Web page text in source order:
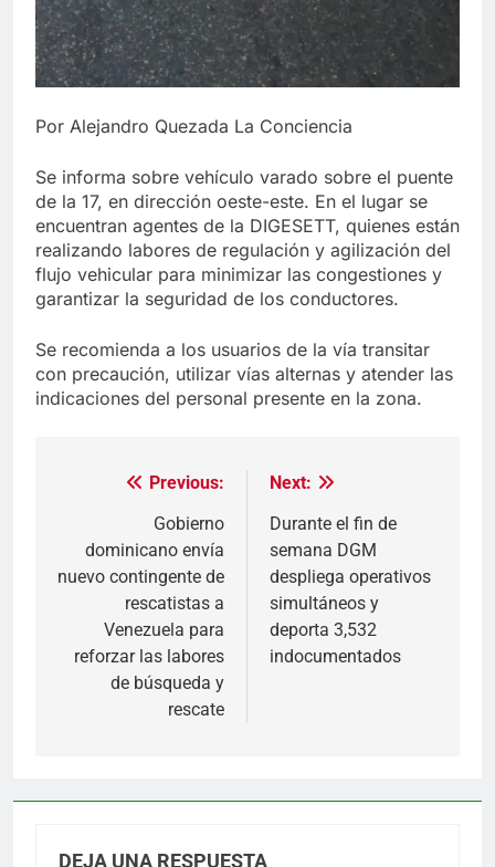
Por Alejandro Quezada La Conciencia
Se informa sobre vehículo varado sobre el puente
de la 17, en dirección oeste-este. En el lugar se
encuentran agentes de la DIGESETT, quienes están
realizando labores de regulación y agilización del
flujo vehicular para minimizar las congestiones y
garantizar la seguridad de los conductores.
Se recomienda a los usuarios de la vía transitar
con precaución, utilizar vías alternas y atender las
indicaciones del personal presente en la zona.
Navegación
entradas
Previous:
Gobierno
dominicano envía
nuevo contingente de
rescatistas a
Venezuela para
reforzar las labores
de búsqueda y
rescate
Next:
Durante el fin de
semana DGM
despliega operativos
simultáneos y
deporta 3,532
indocumentados
DEJA UNA RESPUESTA